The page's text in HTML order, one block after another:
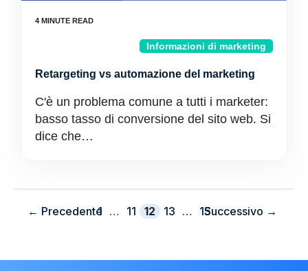
Informazioni di marketing
Retargeting vs automazione del marketing
C'è un problema comune a tutti i marketer:
basso tasso di conversione del sito web. Si
dice che…
← PrecedentePagina
1 … Pagina
11 Pagina
12 Pagina
13 … Pagina
15Successivo →